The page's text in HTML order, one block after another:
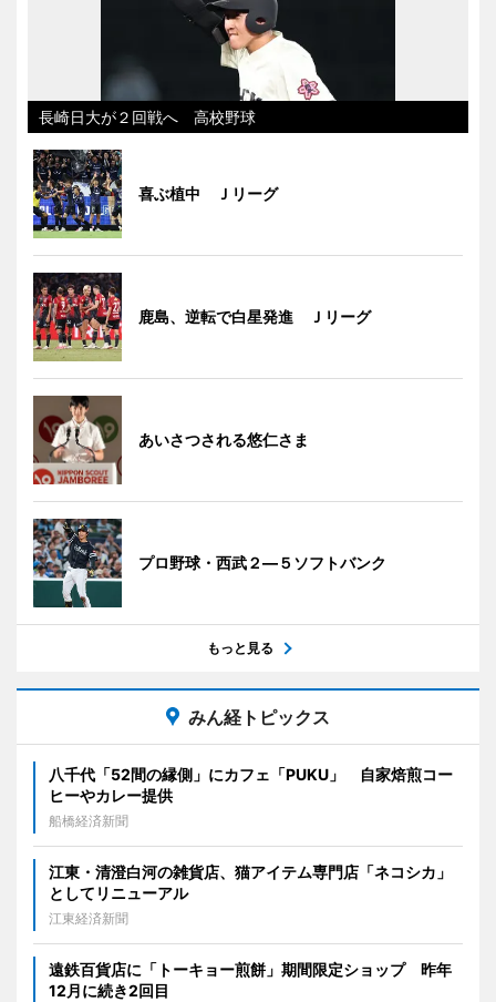
長崎日大が２回戦へ 高校野球
喜ぶ植中 Ｊリーグ
鹿島、逆転で白星発進 Ｊリーグ
あいさつされる悠仁さま
プロ野球・西武２―５ソフトバンク
もっと見る
みん経トピックス
八千代「52間の縁側」にカフェ「PUKU」 自家焙煎コー
ヒーやカレー提供
船橋経済新聞
江東・清澄白河の雑貨店、猫アイテム専門店「ネコシカ」
としてリニューアル
江東経済新聞
遠鉄百貨店に「トーキョー煎餅」期間限定ショップ 昨年
12月に続き2回目